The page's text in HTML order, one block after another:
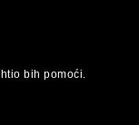
bih pomoći.